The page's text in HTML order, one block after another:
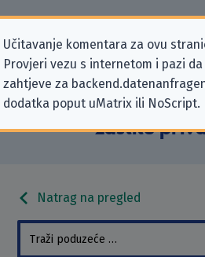
Učitavanje komentara za ovu
Provjeri vezu s internetom i pazi
zahtjeve za
dodatka poput uMatrix ili NoScript.
Podaci kontakta
koji se odnose na
zaštitu
Natrag na pregled